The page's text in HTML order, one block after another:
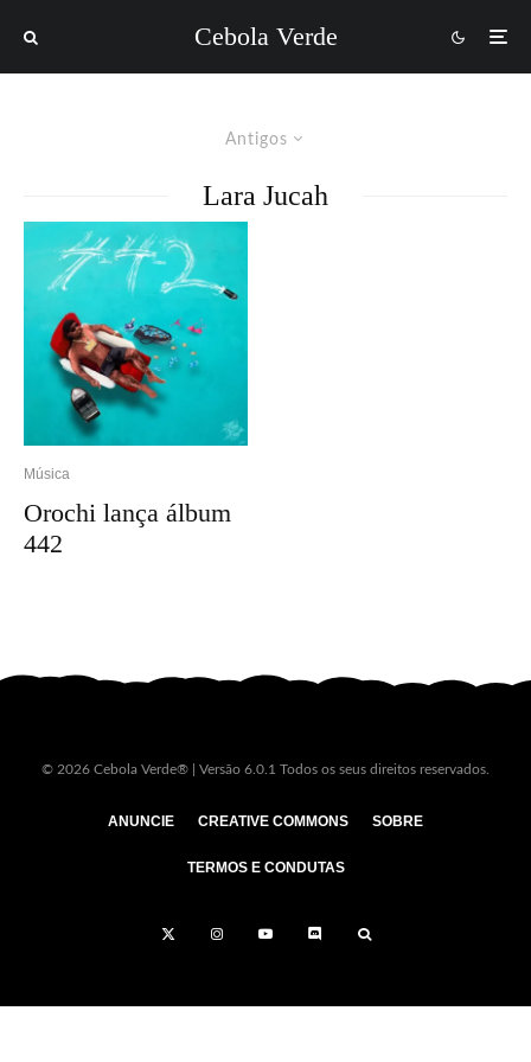
Cebola Verde
Antigos
Lara Jucah
Música
Orochi lança álbum
442
© 2026 Cebola Verde® | Versão 6.0.1 Todos os seus direitos reservados.
ANUNCIE CREATIVE COMMONS SOBRE
TERMOS E CONDUTAS